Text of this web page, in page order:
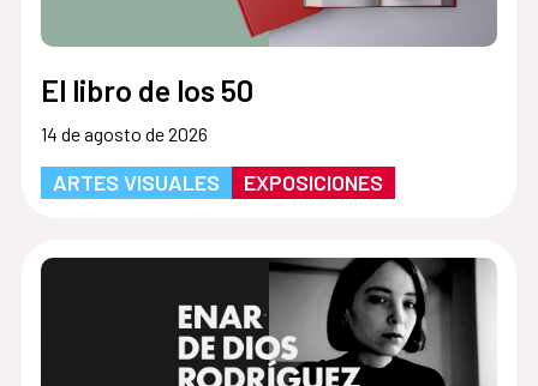
El libro de los 50
14 de agosto de 2026
ARTES VISUALES EXPOSICIONES